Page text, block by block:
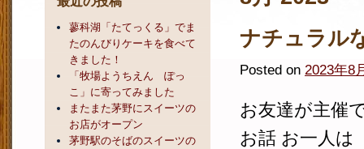
ナチュラル
Posted on 2023年8
お友達が主催
お話 お一人は
蓼科湖「たてっくる」でま
たのんびりケーキを食べて
きました！
「牧場ようちえん ぽっ
こ」に寄ってみました
またまた茅野にスイーツの
お店がオープン
茅野駅のそばのスイーツの